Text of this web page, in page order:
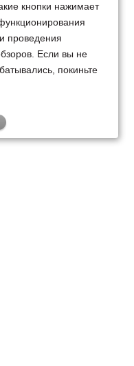
кнопки нажимает
проведения
Если вы не
покиньте